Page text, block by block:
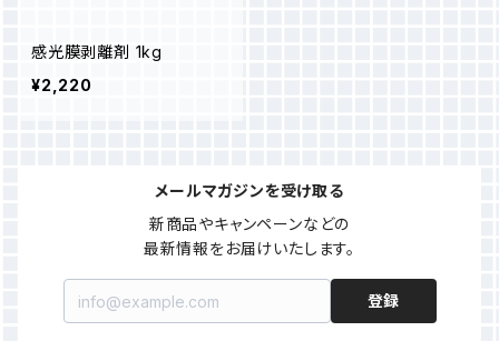
感光膜剥離剤 1kg
¥2,220
メールマガジンを受け取る
新商品やキャンペーンなどの
最新情報をお届けいたします。
登録